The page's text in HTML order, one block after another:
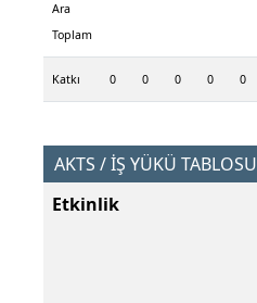
Ara
Toplam
Katkı 0 0 0 0 0
AKTS / İŞ YÜKÜ TABLOSU
Etkinlik